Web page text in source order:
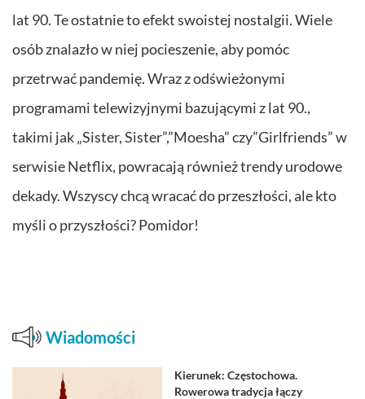
lat 90. Te ostatnie to efekt swoistej nostalgii. Wiele
osób znalazło w niej pocieszenie, aby pomóc
przetrwać pandemię. Wraz z odświeżonymi
programami telewizyjnymi bazującymi z lat 90.,
takimi jak „Sister, Sister”,”Moesha” czy”Girlfriends” w
serwisie Netflix, powracają również trendy urodowe
dekady. Wszyscy chcą wracać do przeszłości, ale kto
myśli o przyszłości? Pomidor!
Wiadomości
Kierunek: Częstochowa.
Rowerowa tradycja łączy